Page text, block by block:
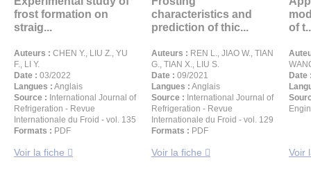
frost formation on
straig...
Auteurs : CHEN Y., LIU Z., YU
F., LI Y.
Date : 03/2022
Langues : Anglais
Source : International Journal of
Refrigeration - Revue
Internationale du Froid - vol. 135
Formats : PDF
Voir la fiche
characteristics and
prediction of thic...
Auteurs : REN L., JIAO W., TIAN
G., TIAN X., LIU S.
Date : 09/2021
Langues : Anglais
Source : International Journal of
Refrigeration - Revue
Internationale du Froid - vol. 129
Formats : PDF
Voir la fiche
of
Date
Voir